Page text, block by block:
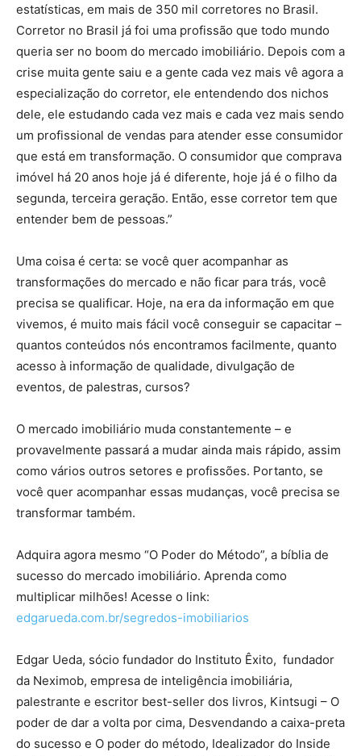
estatísticas, em mais de 350 mil corretores no Brasil.
Corretor no Brasil já foi uma profissão que todo mundo
queria ser no boom do mercado imobiliário. Depois com a
crise muita gente saiu e a gente cada vez mais vê agora a
especialização do corretor, ele entendendo dos nichos
dele, ele estudando cada vez mais e cada vez mais sendo
um profissional de vendas para atender esse consumidor
que está em transformação. O consumidor que comprava
imóvel há 20 anos hoje já é diferente, hoje já é o filho da
segunda, terceira geração. Então, esse corretor tem que
entender bem de pessoas.”
Uma coisa é certa: se você quer acompanhar as
transformações do mercado e não ficar para trás, você
precisa se qualificar. Hoje, na era da informação em que
vivemos, é muito mais fácil você conseguir se capacitar –
quantos conteúdos nós encontramos facilmente, quanto
acesso à informação de qualidade, divulgação de
eventos, de palestras, cursos?
O mercado imobiliário muda constantemente – e
provavelmente passará a mudar ainda mais rápido, assim
como vários outros setores e profissões. Portanto, se
você quer acompanhar essas mudanças, você precisa se
transformar também.
Adquira agora mesmo “O Poder do Método”, a bíblia de
sucesso do mercado imobiliário. Aprenda como
multiplicar milhões! Acesse o link:
edgarueda.com.br/segredos-imobiliarios
Edgar Ueda, sócio fundador do Instituto Êxito, fundador
da Neximob, empresa de inteligência imobiliária,
palestrante e escritor best-seller dos livros, Kintsugi – O
poder de dar a volta por cima, Desvendando a caixa-preta
do sucesso e O poder do método, Idealizador do Inside